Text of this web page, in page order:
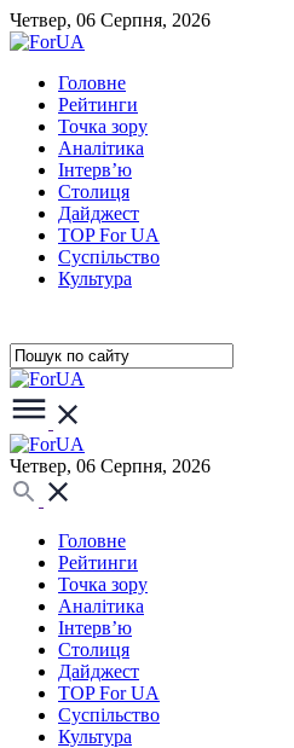
Четвер, 06 Серпня, 2026
Головне
Рейтинги
Точка зору
Аналітика
Інтерв’ю
Столиця
Дайджест
TOP For UA
Суспiльство
Культура
Четвер, 06 Серпня, 2026
Головне
Рейтинги
Точка зору
Аналітика
Інтерв’ю
Столиця
Дайджест
TOP For UA
Суспiльство
Культура